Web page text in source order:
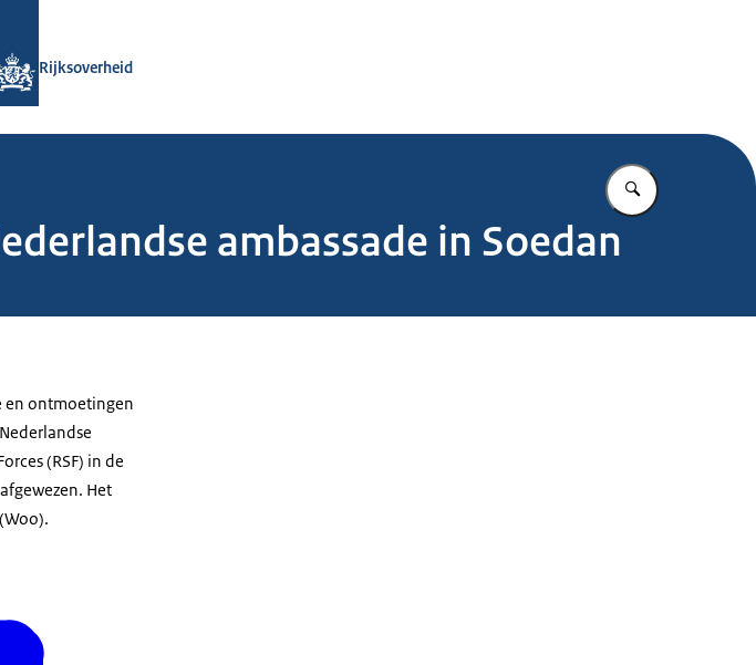
Rijksoverheid
Vul in wat u
ambassade in Soedan
en ontmoetingen
(RSF) in de
Het